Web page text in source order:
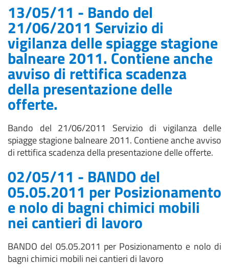
13/05/11 - Bando del
21/06/2011 Servizio di
vigilanza delle spiagge stagione
balneare 2011. Contiene anche
avviso di rettifica scadenza
della presentazione delle
offerte.
Bando del 21/06/2011 Servizio di vigilanza delle
spiagge stagione balneare 2011. Contiene anche avviso
di rettifica scadenza della presentazione delle offerte.
02/05/11 - BANDO del
05.05.2011 per Posizionamento
e nolo di bagni chimici mobili
nei cantieri di lavoro
BANDO del 05.05.2011 per Posizionamento e nolo di
bagni chimici mobili nei cantieri di lavoro